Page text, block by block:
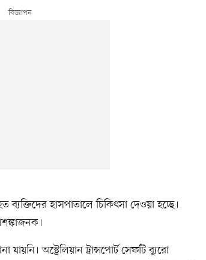
ব্যক্তিদের হাসপাতালে চিকিৎসা দেওয়া হচ্ছে।
অস্ট্রেলিয়ান ট্রান্সপোর্ট সেফটি ব্যুরো